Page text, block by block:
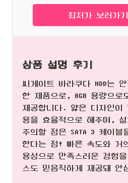
최저가 보러가기
상품 설명 후기
씨게이트 바라쿠다 HDD는
한 제품으로, 8GB 용량으로
제공합니다. 얇은 디자인이
용을 효율적으로 해주며,
주의할 점은 SATA 3 케이블
한다는 점! 빠른 속도와 거
용성으로 만족스러운 경험
스도 믿음직하게 제공돼 안